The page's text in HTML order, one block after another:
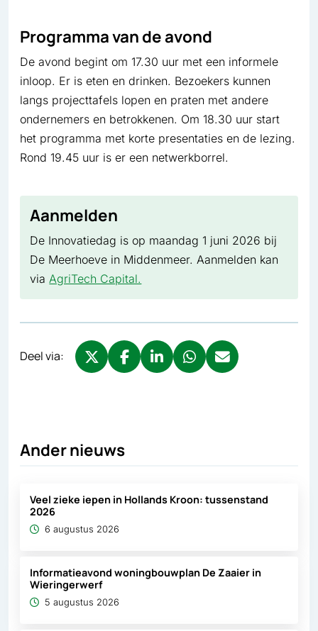
Programma van de avond
De avond begint om 17.30 uur met een informele
inloop. Er is eten en drinken. Bezoekers kunnen
langs projecttafels lopen en praten met andere
ondernemers en betrokkenen. Om 18.30 uur start
het programma met korte presentaties en de lezing.
Rond 19.45 uur is er een netwerkborrel.
Aanmelden
De Innovatiedag is op maandag 1 juni 2026 bij
De Meerhoeve in Middenmeer. Aanmelden kan
viaAgriTech Capital.
Deel via:
Ander nieuws
Veel zieke iepen in Hollands Kroon: tussenstand
2026
6 augustus 2026
Informatieavond woningbouwplan De Zaaier in
Wieringerwerf
5 augustus 2026